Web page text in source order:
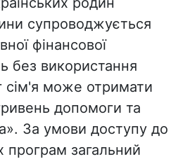
супроводжується
фінансової
без використання
сім'я може отримати
допомоги та
За умови доступу до
програм загальний